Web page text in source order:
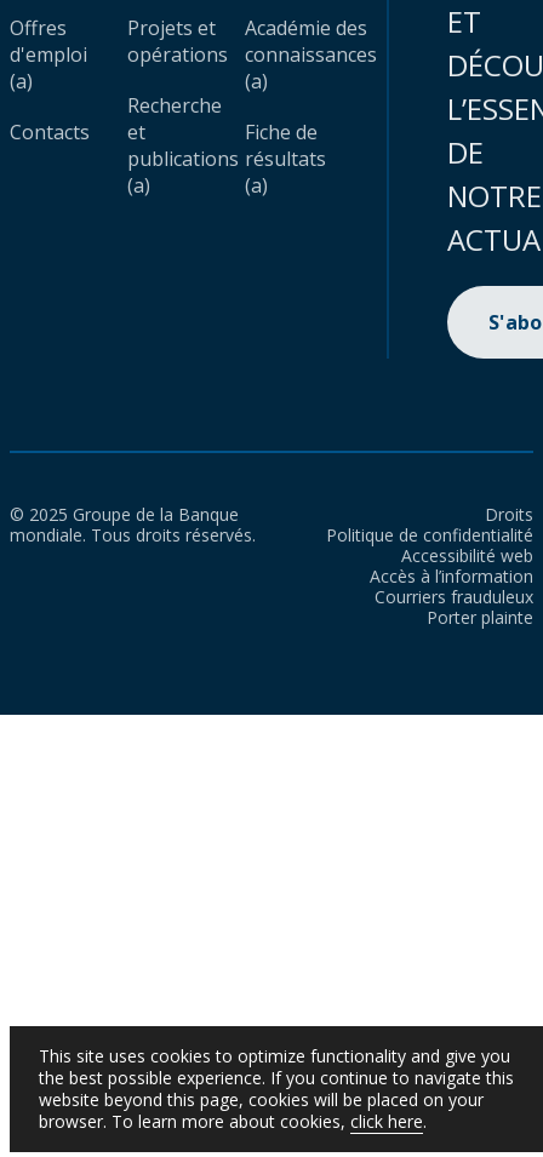
Offres
d'emploi
(a)
Contacts
Projets et
opérations
Recherche
et
publications
(a)
Académie des
connaissances
(a)
Fiche de
résultats
(a)
ET
DE
NOTRE
© 2025 Groupe de la Banque
mondiale. Tous droits réservés.
Droits
Politique de confidentialité
Accessibilité web
Accès à l’information
Courriers frauduleux
Porter plainte
This site uses cookies to optimize functionality and give you
the best possible experience. If you continue to navigate this
website beyond this page, cookies will be placed on your
browser. To learn more about cookies, click here.